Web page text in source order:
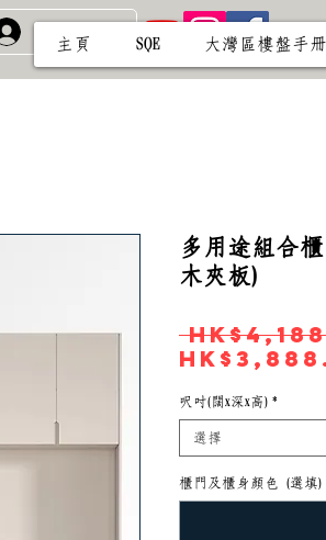
主頁 SQE 大灣區樓盤手冊
多用途組合
木夾板)
呎吋(闊x深x高) *
選擇
櫃門及櫃身顏色 (選填)